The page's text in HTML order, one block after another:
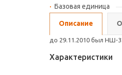
Базовая единица
Описание
до 29.11.2010 был НШ-
Характеристики